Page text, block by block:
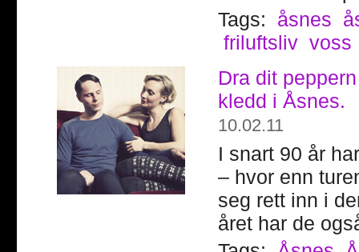
Tags:
åsnes
friluftsliv voss
Dra dit
kledd i Åsnes.
10.02.11
I snart 90 år
– hvor enn
seg rett inn i
året har de